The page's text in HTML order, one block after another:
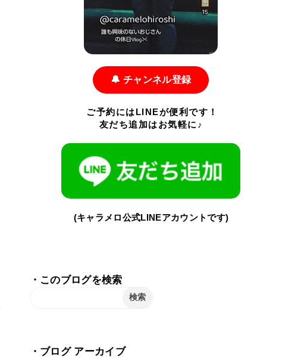
🔔 チャンネル登録
ご予約にはLINEが便利です！
友だち追加はお気軽に♪
(キャラメロ公式LINEアカウントです)
・このブログを検索
・ブログ アーカイブ